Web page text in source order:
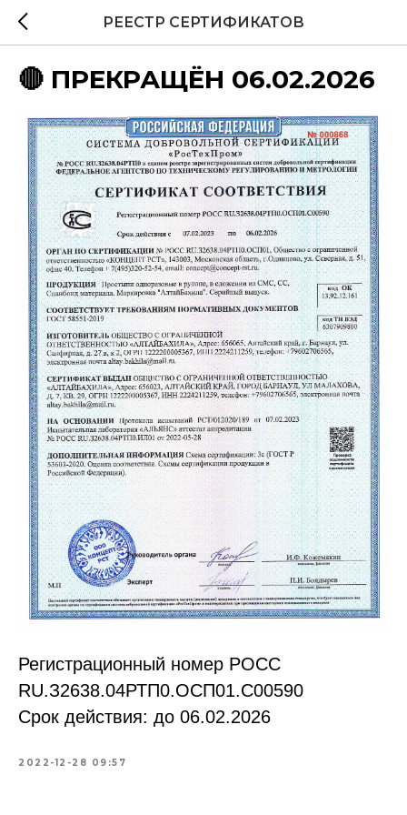
РЕЕСТР СЕРТИФИКАТОВ
🔴 ПРЕКРАЩЁН 06.02.2026
Регистрационный номер РОСС
RU.З2638.04РТП0.OCП01.С00590
Срок действия: до 06.02.2026
2022-12-28 09:57